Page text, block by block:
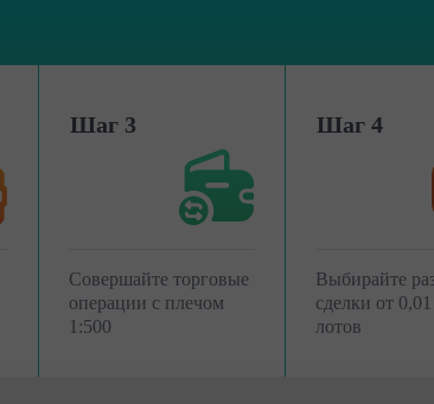
Шаг 3
Совершайте торговые
операции с плечом
1:500
Шаг 4
Выбирайте
сделки от 0,01
лотов